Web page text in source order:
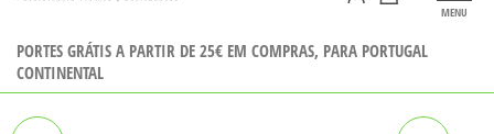
Online
MENU
PORTES GRÁTIS A PARTIR DE 25€ EM COMPRAS, PARA PORTUGAL
CONTINENTAL